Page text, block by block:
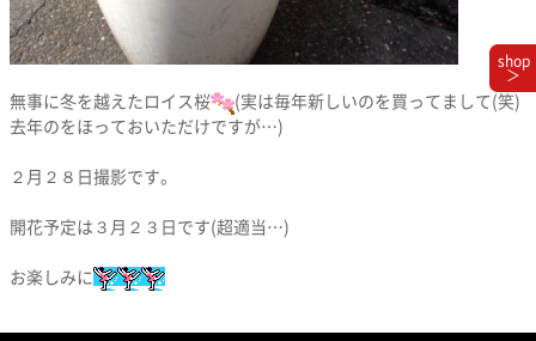
無事に冬を越えたロイス桜
(実は毎年新しいのを買ってまして(笑)
去年のをほっておいただけですが…)
２月２８日撮影です。
開花予定は３月２３日です(超適当…)
お楽しみに
shop
＞